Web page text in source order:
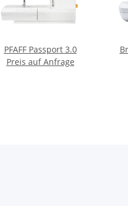
PFAFF Passport 3.0
Preis auf Anfrage